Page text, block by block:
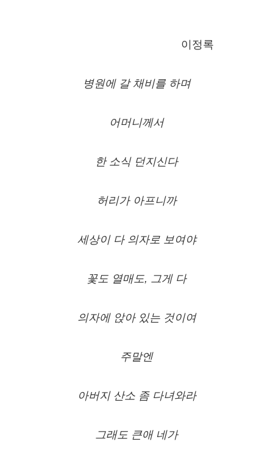
이정록
병원에 갈 채비를 하며
어머니께서
한 소식 던지신다
허리가 아프니까
세상이 다 의자로 보여야
꽃도 열매도, 그게 다
의자에 앉아 있는 것이여
주말엔
아버지 산소 좀 다녀와라
그래도 큰애 네가